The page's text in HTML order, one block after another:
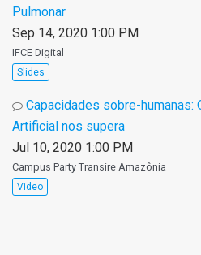
Pulmonar
Sep 14, 2020 1:00 PM
IFCE Digital
Slides
Capacidades sobre-humanas:
Artificial nos supera
Jul 10, 2020 1:00 PM
Campus Party Transire Amazônia
Video